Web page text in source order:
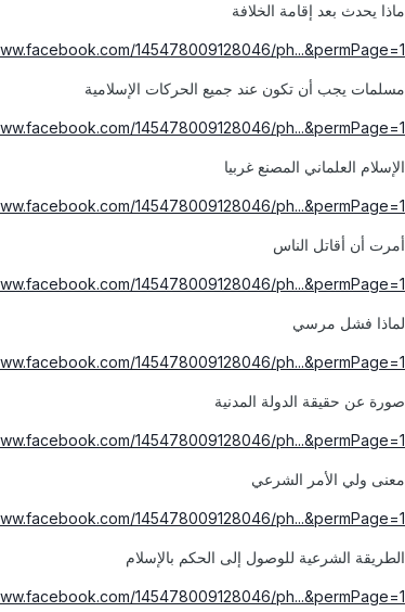
ماذا يحدث بعد إقامة الخلافة
145478009128046/ph...&permPage=1
مسلمات يجب أن تكون عند جميع الحركات الإسلامية
145478009128046/ph...&permPage=1
الإسلام العلماني المصنع غربيا
145478009128046/ph...&permPage=1
أمرت أن أقاتل الناس
145478009128046/ph...&permPage=1
لماذا فشل مرسي
145478009128046/ph...&permPage=1
صورة عن حقيقة الدولة المدنية
145478009128046/ph...&permPage=1
معنى ولي الأمر الشرعي
145478009128046/ph...&permPage=1
الطريقة الشرعية للوصول إلى الحكم بالإسلام
145478009128046/ph...&permPage=1